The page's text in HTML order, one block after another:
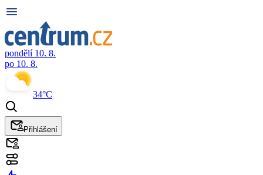
pondělí 10. 8.
po 10. 8.
34°C
Přihlášení